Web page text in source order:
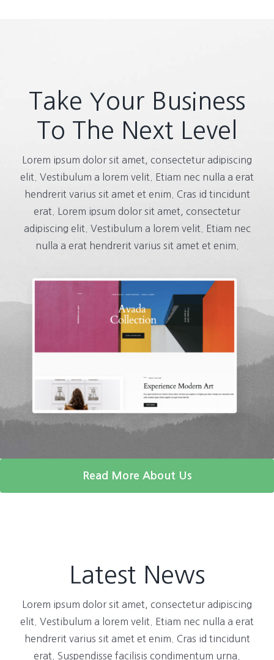
Take Your Business
To The Next Level
Lorem ipsum dolor sit amet, consectetur adipiscing
elit. Vestibulum a lorem velit. Etiam nec nulla a erat
hendrerit varius sit amet et enim. Cras id tincidunt
erat. Lorem ipsum dolor sit amet, consectetur
adipiscing elit. Vestibulum a lorem velit. Etiam nec
nulla a erat hendrerit varius sit amet et enim.
Read More About Us
Latest News
Lorem ipsum dolor sit amet, consectetur adipiscing
elit. Vestibulum a lorem velit. Etiam nec nulla a erat
hendrerit varius sit amet et enim. Cras id tincidunt
erat. Suspendisse facilisis condimentum urna.